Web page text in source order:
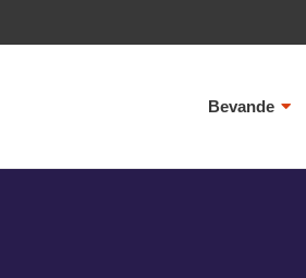
Bevande